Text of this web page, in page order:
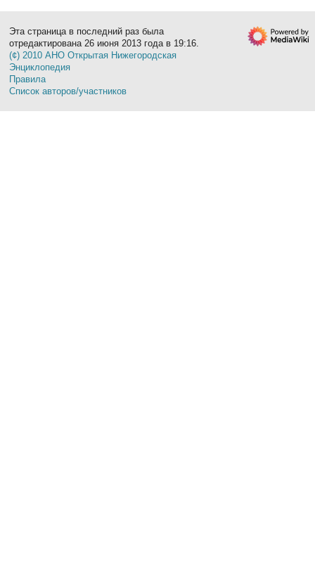
Эта страница в последний раз была
отредактирована 26 июня 2013 года в 19:16.
(¢) 2010 АНО Открытая Нижегородская
Энциклопедия
Правила
Список авторов/участников